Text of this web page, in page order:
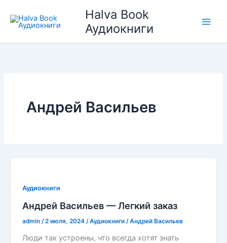
содержимому
Halva Book
Аудиокниги
Андрей Васильев
Аудиокниги
Андрей Васильев — Легкий заказ
admin /2 июля, 2024 /Аудиокниги /Андрей Васильев
Люди так устроены, что всегда хотят знать